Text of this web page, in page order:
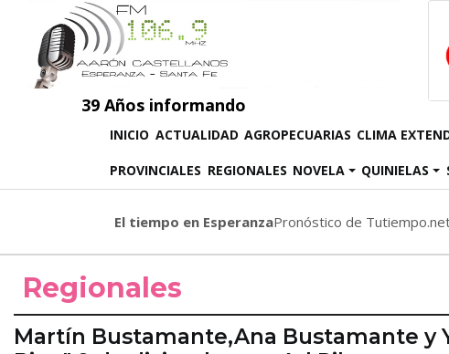
39 Años informando
INICIO (CURRENT)
ACTUALIDAD AGROPECUARIAS CLIMA
PROVINCIALES REGIONALES NOVELA QUINIELAS
El tiempo en EsperanzaPronóstico de
Regionales
Martín Bustamante,Ana Bustamante y